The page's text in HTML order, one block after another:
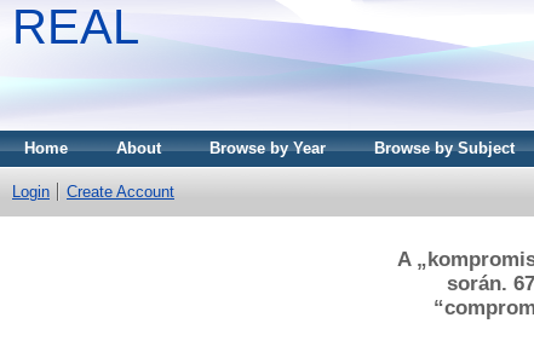
REAL
Home About Browse by Year Browse by Subject
Login Create Account
A
során.